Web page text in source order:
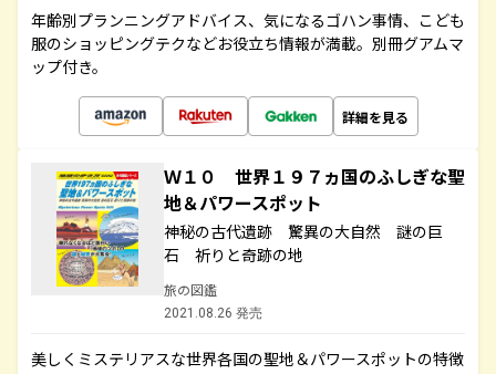
年齢別プランニングアドバイス、気になるゴハン事情、こども
服のショッピングテクなどお役立ち情報が満載。別冊グアムマ
ップ付き。
詳細を見る
Ｗ１０ 世界１９７ヵ国のふしぎな聖
地＆パワースポット
神秘の古代遺跡 驚異の大自然 謎の巨
石 祈りと奇跡の地
旅の図鑑
2021.08.26 発売
美しくミステリアスな世界各国の聖地＆パワースポットの特徴